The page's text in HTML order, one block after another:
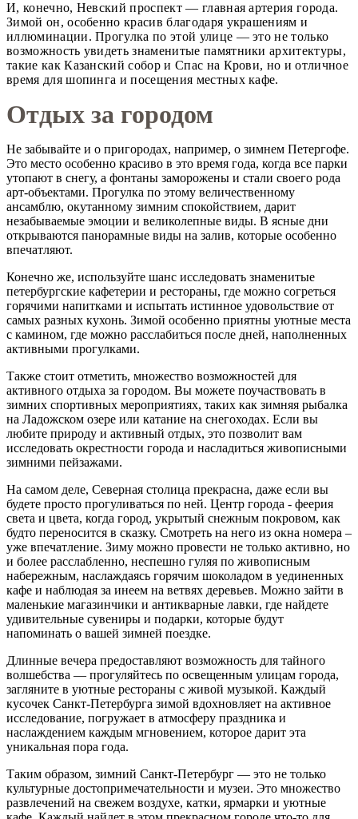
И, конечно, Невский проспект — главная артерия города.
Зимой он, особенно красив благодаря украшениям и
иллюминации. Прогулка по этой улице — это не только
возможность увидеть знаменитые памятники архитектуры,
такие как Казанский собор и Спас на Крови, но и отличное
время для шопинга и посещения местных кафе.
Отдых за городом
Не забывайте и о пригородах, например, о зимнем Петергофе.
Это место особенно красиво в это время года, когда все парки
утопают в снегу, а фонтаны заморожены и стали своего рода
арт-объектами. Прогулка по этому величественному
ансамблю, окутанному зимним спокойствием, дарит
незабываемые эмоции и великолепные виды. В ясные дни
открываются панорамные виды на залив, которые особенно
впечатляют.
Конечно же, используйте шанс исследовать знаменитые
петербургские кафетерии и рестораны, где можно согреться
горячими напитками и испытать истинное удовольствие от
самых разных кухонь. Зимой особенно приятны уютные места
с камином, где можно расслабиться после дней, наполненных
активными прогулками.
Также стоит отметить, множество возможностей для
активного отдыха за городом. Вы можете поучаствовать в
зимних спортивных мероприятиях, таких как зимняя рыбалка
на Ладожском озере или катание на снегоходах. Если вы
любите природу и активный отдых, это позволит вам
исследовать окрестности города и насладиться живописными
зимними пейзажами.
На самом деле, Северная столица прекрасна, даже если вы
будете просто прогуливаться по ней. Центр города - феерия
света и цвета, когда город, укрытый снежным покровом, как
будто переносится в сказку. Смотреть на него из окна номера –
уже впечатление. Зиму можно провести не только активно, но
и более расслабленно, неспешно гуляя по живописным
набережным, наслаждаясь горячим шоколадом в уединенных
кафе и наблюдая за инеем на ветвях деревьев. Можно зайти в
маленькие магазинчики и антикварные лавки, где найдете
удивительные сувениры и подарки, которые будут
напоминать о вашей зимней поездке.
Длинные вечера предоставляют возможность для тайного
волшебства — прогуляйтесь по освещенным улицам города,
загляните в уютные рестораны с живой музыкой. Каждый
кусочек Санкт-Петербурга зимой вдохновляет на активное
исследование, погружает в атмосферу праздника и
наслаждением каждым мгновением, которое дарит эта
уникальная пора года.
Таким образом, зимний Санкт-Петербург — это не только
культурные достопримечательности и музеи. Это множество
развлечений на свежем воздухе, катки, ярмарки и уютные